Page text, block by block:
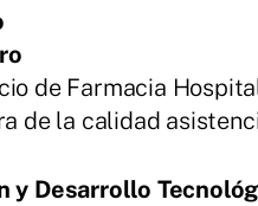
de Farmacia
de la calidad
y Desarrollo